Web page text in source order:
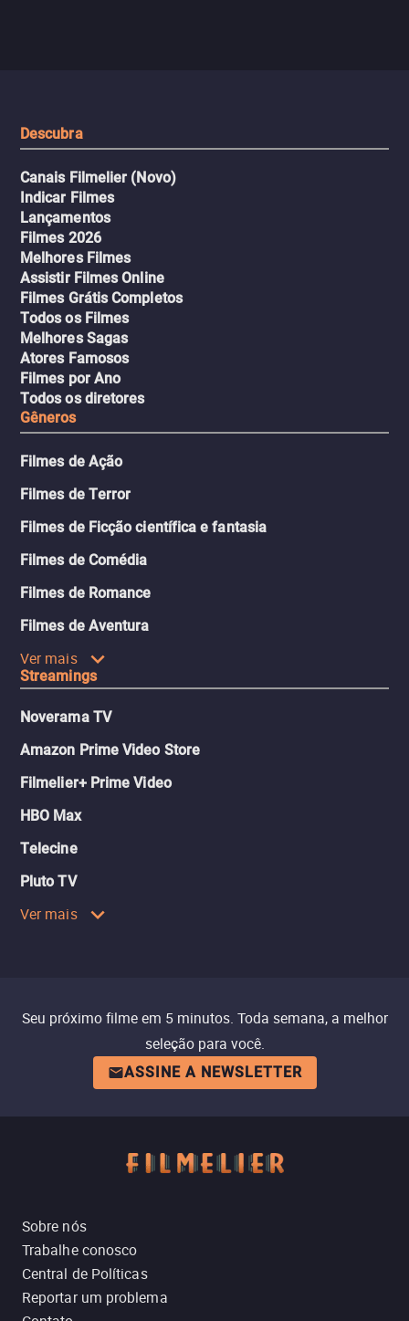
Descubra
Canais Filmelier (Novo)
Indicar Filmes
Lançamentos
Filmes 2026
Melhores Filmes
Assistir Filmes Online
Filmes Grátis Completos
Todos os Filmes
Melhores Sagas
Atores Famosos
Filmes por Ano
Todos os diretores
Gêneros
Filmes de Ação
Filmes de Terror
Filmes de Ficção científica e fantasia
Filmes de Comédia
Filmes de Romance
Filmes de Aventura
Ver mais
Streamings
Noverama TV
Amazon Prime Video Store
Filmelier+ Prime Video
HBO Max
Telecine
Pluto TV
Ver mais
Seu próximo filme em 5 minutos. Toda semana, a melhor
seleção para você.
ASSINE A NEWSLETTER
Sobre nós
Trabalhe conosco
Central de Políticas
Reportar um problema